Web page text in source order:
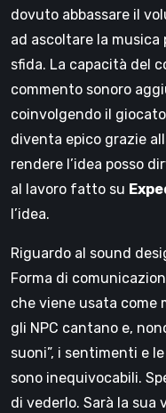
dovuto abbassare il
ad ascoltare la
sfida. La capacità del
commento sonoro
coinvolgendo il
diventa epico grazie
rendere l’idea posso
al lavoro fatto su
l’idea.
Riguardo al sound
Forma di
che viene usata come
gli NPC cantano e,
suoni”, i sentimenti e
sono inequivocabili.
di vederlo. Sarà la sua